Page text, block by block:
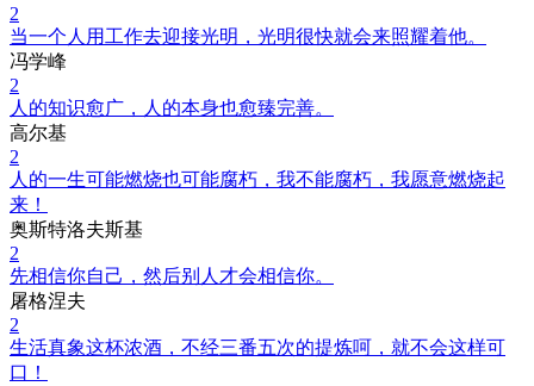
2
当一个人用工作去迎接光明，光明很快就会来照耀着他。
冯学峰
2
人的知识愈广，人的本身也愈臻完善。
高尔基
2
人的一生可能燃烧也可能腐朽，我不能腐朽，我愿意燃烧起
来！
奥斯特洛夫斯基
2
先相信你自己，然后别人才会相信你。
屠格涅夫
2
生活真象这杯浓酒，不经三番五次的提炼呵，就不会这样可
口！